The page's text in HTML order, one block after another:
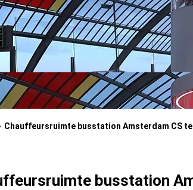
Chauffeursruimte busstation Amsterdam CS
busstation